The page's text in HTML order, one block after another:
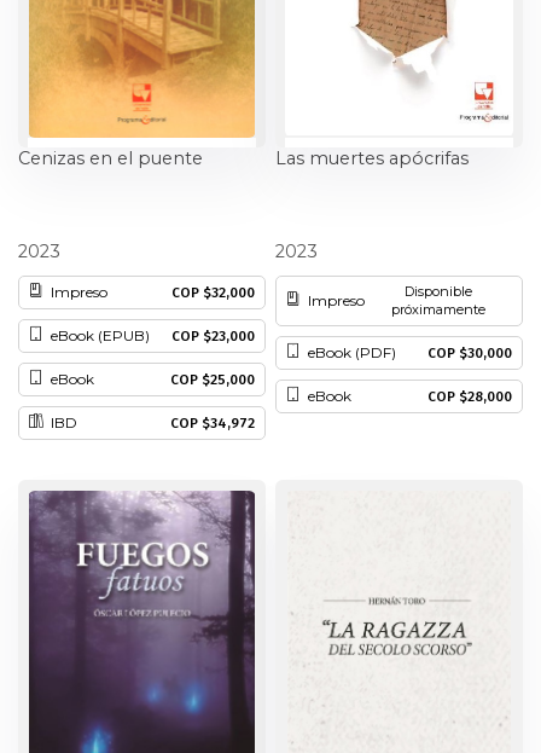
Conflicto Armado
Construcción de paz
Derecho
Diseño
Economía
Educación
Estudios culturales
Estudios editoriales
Estudios regionales
Finanzas
Cenizas en el puente
2023
Impreso COP $32,000
eBook (EPUB) COP $23,000
eBook COP $25,000
IBD COP $34,972
Las muertes apócrifas
2023
Impreso
Disponible
próximamente
eBook (PDF) COP $30,000
eBook COP $28,000